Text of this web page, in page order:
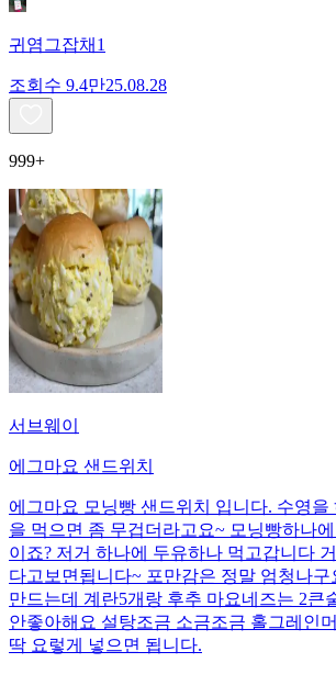
귀염그잡채1
조회수 9.4만25.08.28
999+
서브웨이
에그마요 샌드위치
에그마요 모닝빵 샌드위치 입니다. 수영
을 먹으면 좀 무겁더라고요~ 모닝빵하나
이죠? 저거 하나에 두유하나 먹고갑니다
다고보면됩니다~ 포만감은 정말 엄청나구
만드는데 계란5개랑 후추 마요네즈는 2큰
안좋아해요 설탕조금 소금조금 홀그레인
딱 요렇게 넣으면 됩니다.